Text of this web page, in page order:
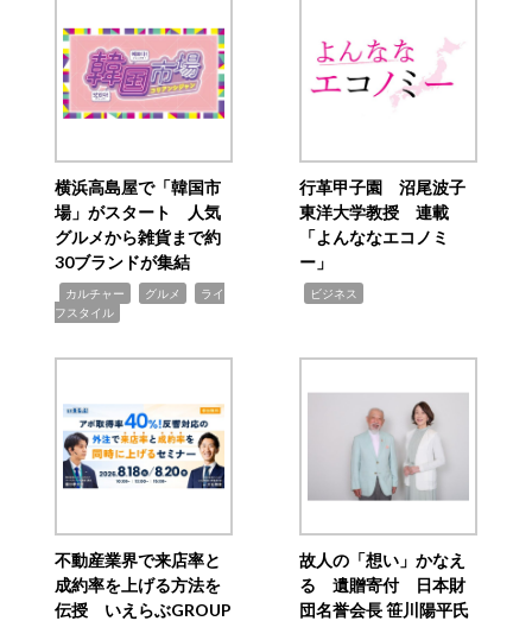
横浜高島屋で「韓国市
場」がスタート 人気
グルメから雑貨まで約
30ブランドが集結
カルチャー グルメ
ライ
フスタイル
行革甲子園 沼尾波子
東洋大学教授 連載
「よんななエコノミ
ー」
ビジネス
不動産業界で来店率と
成約率を上げる方法を
伝授 いえらぶGROUP
故人の「想い」かなえ
る 遺贈寄付 日本財
団名誉会長 笹川陽平氏